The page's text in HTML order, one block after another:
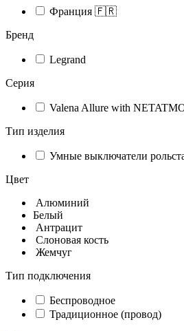
Франция 🇫🇷
Бренд
Legrand
Серия
Valena Allure with
Тип изделия
Умные выключатели
Цвет
Алюминий
Белый
Антрацит
Слоновая кость
Жемчуг
Тип подключения
Беспроводное
Традиционное (провод)